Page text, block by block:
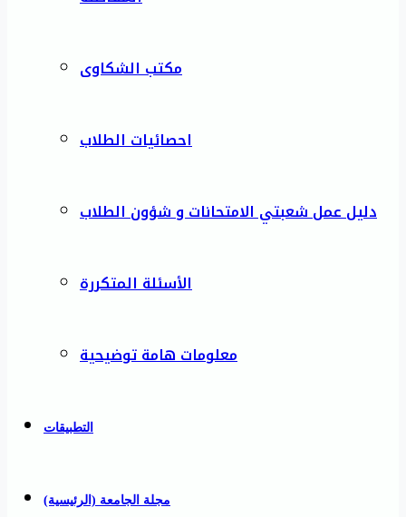
مكتب الشكاوى
احصائيات الطلاب
دليل عمل شعبتي الامتحانات و شؤون الطلاب
الأسئلة المتكررة
معلومات هامة توضيحية
التطبيقات
مجلة الجامعة (الرئيسية)